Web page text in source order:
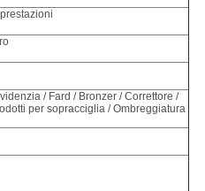
/ Fard / Bronzer / Correttore /
per sopracciglia / Ombreggiatura